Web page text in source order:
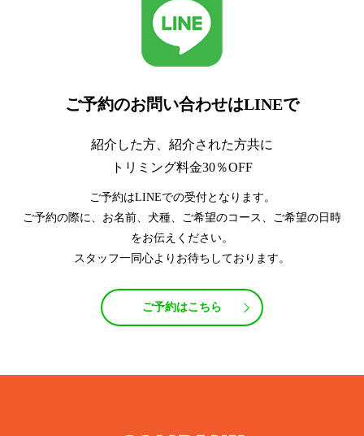
ご予約のお問い合わせはLINEで
紹介した方、紹介された方共に
トリミング料金30％OFF
ご予約はLINEでの受付となります。
ご予約の際に、お名前、犬種、ご希望のコース、ご希望の日時
をお伝えください。
スタッフ一同心よりお待ちしております。
ご予約はこちら